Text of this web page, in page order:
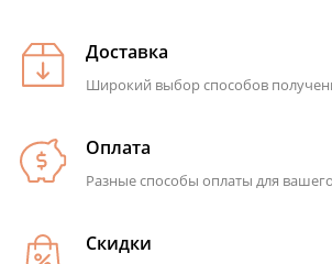
Доставка
Широкий выбор способов
Оплата
Разные способы оплаты для
Скидки